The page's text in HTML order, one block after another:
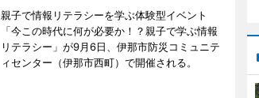
親子で情報リテラシーを学ぶ体験型イベント
「今この時代に何が必要か！？親子で学ぶ情報
リテラシー」が9月6日、伊那市防災コミュニテ
ィセンター（伊那市西町）で開催される。